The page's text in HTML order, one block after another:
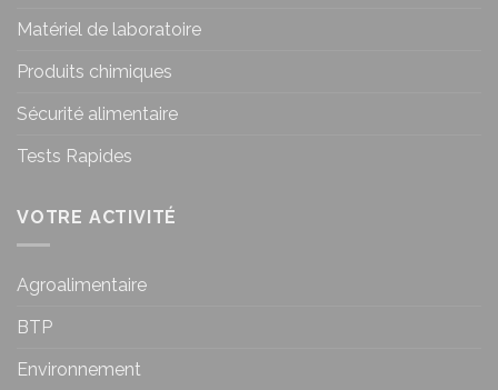
Matériel de laboratoire
Produits chimiques
Sécurité alimentaire
Tests Rapides
VOTRE ACTIVITÉ
Agroalimentaire
BTP
Environnement